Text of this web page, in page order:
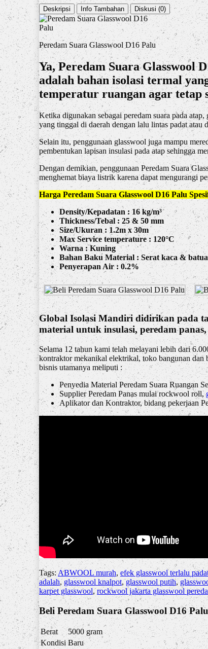
Deskripsi Info Tambahan Diskusi (0)
Peredam Suara Glasswool D16 Palu
Ya, Peredam Suara Glasswool
adalah bahan isolasi termal
temperatur ruangan agar tetap
Ketika digunakan sebagai peredam suara pada
yang tinggal di daerah dengan lalu lintas padat atau
Selain itu, penggunaan glasswool juga mampu
pembentukan lapisan insulasi pada atap sehingga
Dengan demikian, penggunaan Peredam Suara
menghemat biaya listrik karena dapat mengurangi
Harga Peredam Suara Glasswool D16 Palu
Density/Kepadatan : 16 kg/m³
Thickness/Tebal : 25 & 50 mm
Size/Ukuran : 1.2m x 30m
MaxService temperature : 120°C
Warna : Kuning
Bahan Baku Material : Serat kaca &
Penyerapan Air : 0.2%
Global Isolasi Mandiri didirikan pada
material untuk insulasi, peredam
Selama 12 tahun kami telah melayani lebih dari
kontraktor mekanikal elektrikal, toko bangunan dan
bisnis utamanya meliputi :
Penyedia Material Peredam Suara Ruangan
Supplier Peredam Panas mulai rockwool roll,
Aplikator dan Kontraktor, bidang pekerjaan
Tags:ABWOOL murah,efek glasswool terlalu
adalah,glasswool knalpot,glasswool putih,
karpet glasswool,rockwool jakarta glasswool
Beli Peredam Suara Glasswool D16 Palu
Berat
5000 gram
Kondisi Baru